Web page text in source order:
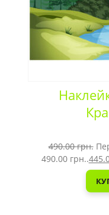
490.00грн.
490.00 грн..